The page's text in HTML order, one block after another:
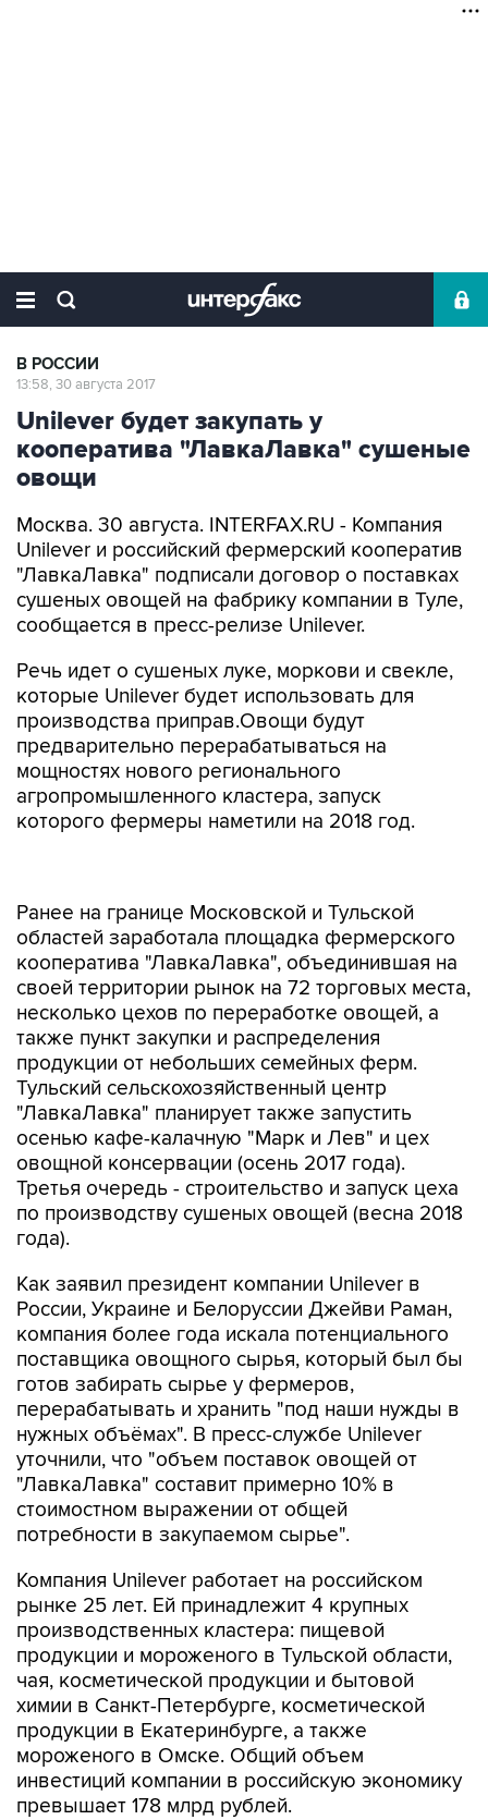
В РОССИИ
13:58, 30 августа 2017
Unilever будет закупать у
кооператива "ЛавкаЛавка" сушеные
овощи
Москва. 30 августа. INTERFAX.RU - Компания
Unilever и российский фермерский кооператив
"ЛавкаЛавка" подписали договор о поставках
сушеных овощей на фабрику компании в Туле,
сообщается в пресс-релизе Unilever.
Речь идет о сушеных луке, моркови и свекле,
которые Unilever будет использовать для
производства приправ.Овощи будут
предварительно перерабатываться на
мощностях нового регионального
агропромышленного кластера, запуск
которого фермеры наметили на 2018 год.
Ранее на границе Московской и Тульской
областей заработала площадка фермерского
кооператива "ЛавкаЛавка", объединившая на
своей территории рынок на 72 торговых места,
несколько цехов по переработке овощей, а
также пункт закупки и распределения
продукции от небольших семейных ферм.
Тульский сельскохозяйственный центр
"ЛавкаЛавка" планирует также запустить
осенью кафе-калачную "Марк и Лев" и цех
овощной консервации (осень 2017 года).
Третья очередь - строительство и запуск цеха
по производству сушеных овощей (весна 2018
года).
Как заявил президент компании Unilever в
России, Украине и Белоруссии Джейви Раман,
компания более года искала потенциального
поставщика овощного сырья, который был бы
готов забирать сырье у фермеров,
перерабатывать и хранить "под наши нужды в
нужных объёмах". В пресс-службе Unilever
уточнили, что "объем поставок овощей от
"ЛавкаЛавка" составит примерно 10% в
стоимостном выражении от общей
потребности в закупаемом сырье".
Компания Unilever работает на российском
рынке 25 лет. Ей принадлежит 4 крупных
производственных кластера: пищевой
продукции и мороженого в Тульской области,
чая, косметической продукции и бытовой
химии в Санкт-Петербурге, косметической
продукции в Екатеринбурге, а также
мороженого в Омске. Общий объем
инвестиций компании в российскую экономику
превышает 178 млрд рублей.